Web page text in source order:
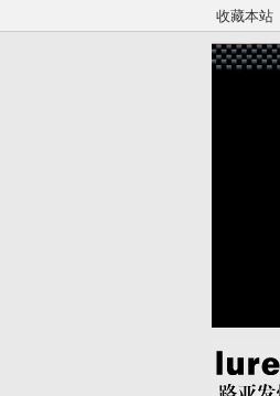
收藏本站